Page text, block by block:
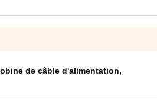
de câble d'alimentation,